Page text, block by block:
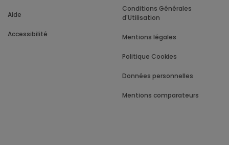
Aide
Accessibilité
Conditions Générales
d'Utilisation
Mentions légales
Politique Cookies
Données personnelles
Mentions comparateurs